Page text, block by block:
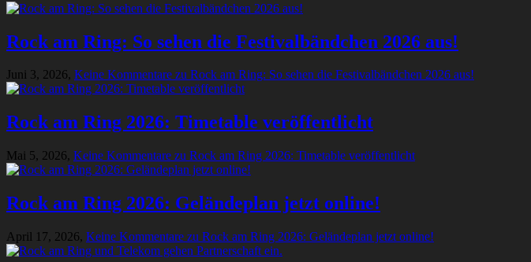
Rock am Ring: So sehen die Festivalbändchen 2026 aus!
Juni 3, 2026, Keine Kommentare zu Rock am Ring: So sehen die Festivalbändchen 2026 aus!
Rock am Ring 2026: Timetable veröffentlicht
Mai 5, 2026, Keine Kommentare zu Rock am Ring 2026: Timetable veröffentlicht
Rock am Ring 2026: Geländeplan jetzt online!
April 17, 2026, Keine Kommentare zu Rock am Ring 2026: Geländeplan jetzt online!